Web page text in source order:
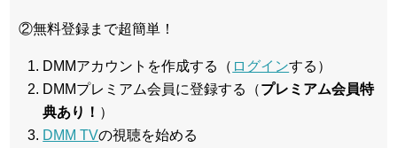
②無料登録まで超簡単！
DMMアカウントを作成する（ ログインする）
DMMプレミアム会員に登録する（プレミアム会員特
典あり！ ）
DMM TVの視聴を始める